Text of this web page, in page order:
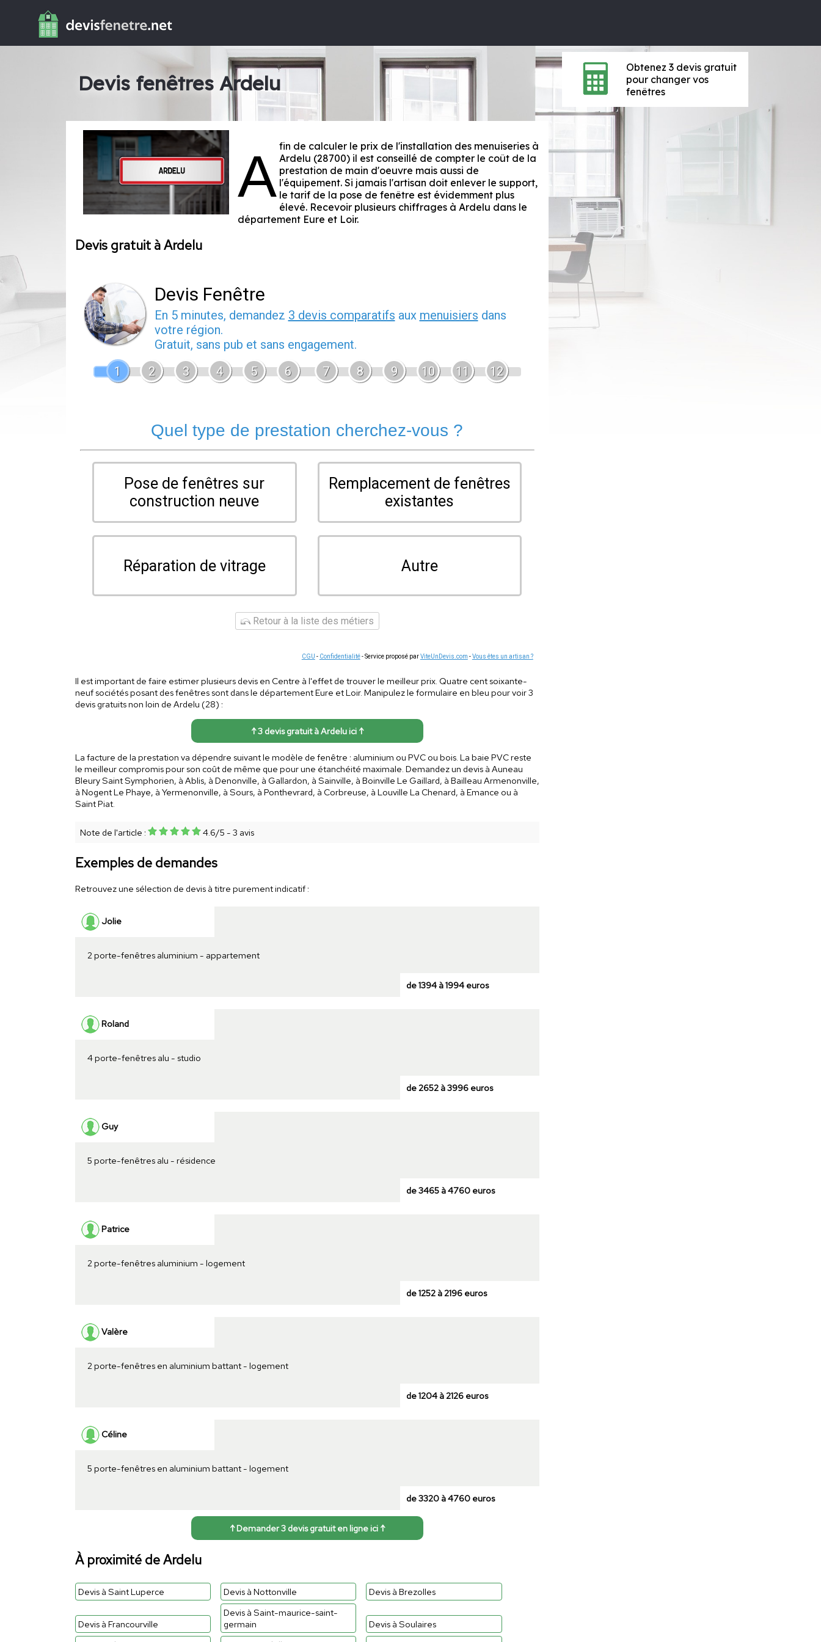
Devis fenêtres Ardelu
A fin de calculer le prix de l'installation des menuiseries à
Ardelu (28700) il est conseillé de compter le coût de la
prestation de main d'oeuvre mais aussi de
l'équipement. Si jamais l'artisan doit enlever le support,
le tarif de la pose de fenêtre est évidemment plus
élevé. Recevoir plusieurs chiffrages à Ardelu dans le
département Eure et Loir.
Devis gratuit à Ardelu
Devis Fenêtre
En 5 minutes, demandez 3 devis comparatifs aux menuisiers dans
votre région.
Gratuit, sans pub et sans engagement.
1
2 3 4 5 6 7 8 9 10 11 12
Quel type de prestation cherchez-vous ?
Pose de fenêtres sur
construction neuve
Remplacement de fenêtres
existantes
Réparation de vitrage Autre
Retour à la liste des métiers
CGU - Confidentialité- Service proposé parViteUnDevis.com -Vous êtes un artisan ?
Il est important de faire estimer plusieurs devis en Centre à l'effet de trouver le meilleur prix. Quatre cent soixante-
neuf sociétés posant des fenêtres sont dans le département Eure et Loir. Manipulez le formulaire en bleu pour voir 3
devis gratuits non loin de Ardelu (28) :
↑ 3 devis gratuit à Ardelu ici ↑
La facture de la prestation va dépendre suivant le modèle de fenêtre : aluminium ou PVC ou bois. La baie PVC reste
le meilleur compromis pour son coût de même que pour une étanchéité maximale. Demandez un devis à Auneau
Bleury Saint Symphorien, à Ablis, à Denonville, à Gallardon, à Sainville, à Boinville Le Gaillard, à Bailleau Armenonville,
à Nogent Le Phaye, à Yermenonville, à Sours, à Ponthevrard, à Corbreuse, à Louville La Chenard, à Emance ou à
Saint Piat.
Note de l'article : 4.6/5 - 3 avis
Exemples de demandes
Retrouvez une sélection de devis à titre purement indicatif :
Jolie
2 porte-fenêtres aluminium - appartement
de 1394 à 1994 euros
Roland
4 porte-fenêtres alu - studio
de 2652 à 3996 euros
Guy
5 porte-fenêtres alu - résidence
de 3465 à 4760 euros
Patrice
2 porte-fenêtres aluminium - logement
de 1252 à 2196 euros
Valère
2 porte-fenêtres en aluminium battant - logement
de 1204 à 2126 euros
Céline
5 porte-fenêtres en aluminium battant - logement
de 3320 à 4760 euros
↑ Demander 3 devis gratuit en ligne ici ↑
À proximité de Ardelu
Devis à Saint Luperce Devis à Nottonville Devis à Brezolles
Devis à Francourville
Devis à Saint-maurice-saint-
germain
Devis à Soulaires
Obtenez 3 devis gratuit
pour changer vos
fenêtres